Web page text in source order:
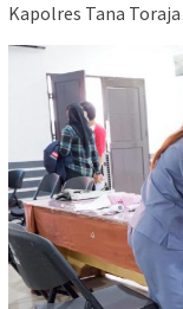
Kapolres Tana Toraja